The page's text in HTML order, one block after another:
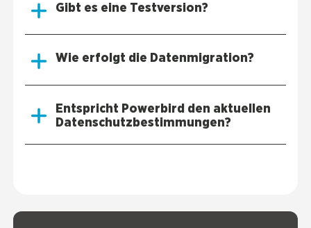
Gibt es eine Test­ver­si­on?
Wie erfolgt die Daten­mi­gra­ti­on?
Ent­spricht Power­bird den aktu­el­len
Daten­schutz­be­stim­mun­gen?